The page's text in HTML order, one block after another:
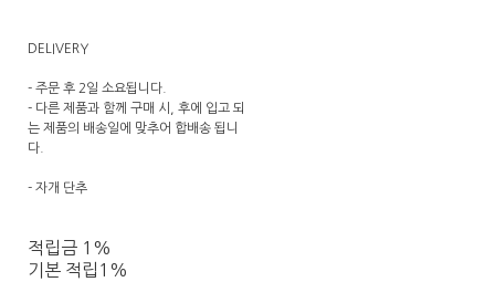
DELIVERY
- 주문 후 2일 소요됩니다.
- 다른 제품과 함께 구매 시, 후에 입고 되
는 제품의 배송일에 맞추어 합배송 됩니
다.
- 자개 단추
적립금 1%
기본 적립 1%